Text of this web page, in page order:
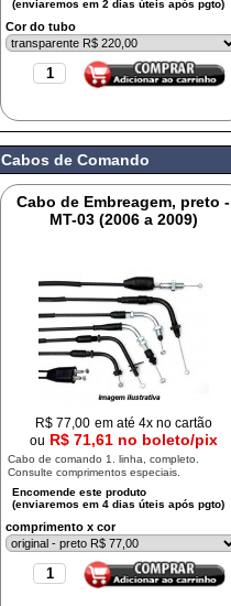
Cor do tubo
Cabos de Comando
Cabo de Embreagem, preto -
MT-03 (2006 a 2009)
R$ 77,00 em até 4x no cartão
ou R$ 71,61 no boleto/pix
Cabo de comando 1. linha, completo.
Consulte comprimentos especiais.
comprimento x cor